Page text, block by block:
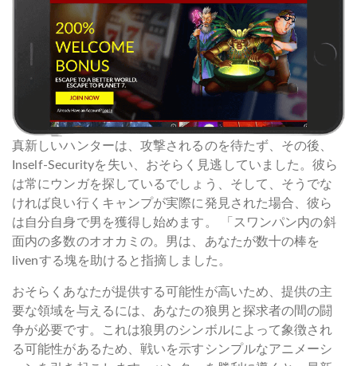
真新しいハンターは、攻撃されるのを待たず、その後、
Inself-Securityを失い、おそらく見逃していました。彼ら
は常にウンガを探しているでしょう、そして、そうでな
ければ良い行くキャンプが実際に発見された場合、彼ら
は自分自身で男を獲得し始めます。 「スワンパン内の斜
面内の多数のオオカミの。男は、あなたが数十の棒を
livenする塊を助けると指摘しました。
おそらくあなたが提供する可能性が高いため、提供の主
要な領域を与えるには、あなたの狼男と探求者の間の闘
争が必要です。これは狼男のシンボルによって象徴され
る可能性があるため、戦いを示すシンプルなアニメーシ